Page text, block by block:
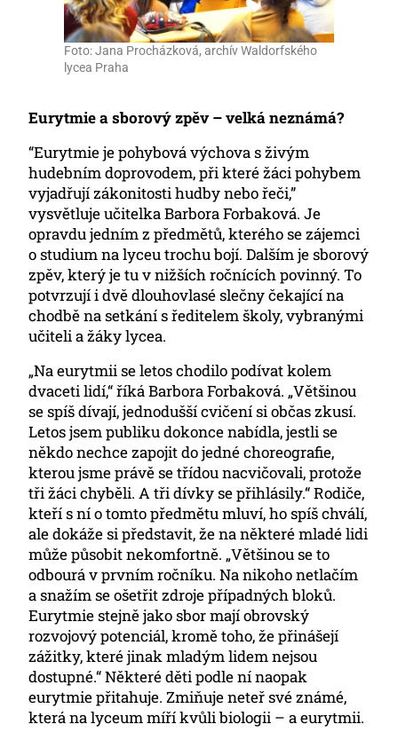
Foto: Jana Procházková, archív Waldorfského
lycea Praha
Eurytmie a sborový zpěv – velká neznámá?
“Eurytmie je pohybová výchova s živým
hudebním doprovodem, při které žáci pohybem
vyjadřují zákonitosti hudby nebo řeči,”
vysvětluje učitelka Barbora Forbaková. Je
opravdu jedním z předmětů, kterého se zájemci
o studium na lyceu trochu bojí. Dalším je sborový
zpěv, který je tu v nižších ročnících povinný. To
potvrzují i dvě dlouhovlasé slečny čekající na
chodbě na setkání s ředitelem školy, vybranými
učiteli a žáky lycea.
„Na eurytmii se letos chodilo podívat kolem
dvaceti lidí,“ říká Barbora Forbaková. „Většinou
se spíš dívají, jednodušší cvičení si občas zkusí.
Letos jsem publiku dokonce nabídla, jestli se
někdo nechce zapojit do jedné choreografie,
kterou jsme právě se třídou nacvičovali, protože
tři žáci chyběli. A tři dívky se přihlásily.“ Rodiče,
kteří s ní o tomto předmětu mluví, ho spíš chválí,
ale dokáže si představit, že na některé mladé lidi
může působit nekomfortně. „Většinou se to
odbourá v prvním ročníku. Na nikoho netlačím
a snažím se ošetřit zdroje případných bloků.
Eurytmie stejně jako sbor mají obrovský
rozvojový potenciál, kromě toho, že přinášejí
zážitky, které jinak mladým lidem nejsou
dostupné.“ Některé děti podle ní naopak
eurytmie přitahuje. Zmiňuje neteř své známé,
která na lyceum míří kvůli biologii – a eurytmii.